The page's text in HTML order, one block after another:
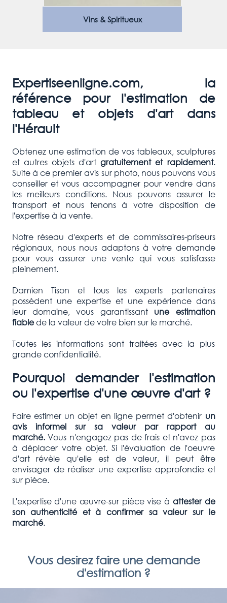
Vins & Spiritueux
Expertiseenligne.com, la
référence pour l'estimation de
tableau et objets d'art dans
l'Hérault
Obtenez une estimation de vos tableaux, sculptures
et autres objets d'art gratuitement et rapidement.
Suite à ce premier avis sur photo, nous pouvons vous
conseiller et vous accompagner pour vendre dans
les meilleurs conditions. Nous pouvons assurer le
transport et nous tenons à votre disposition de
l'expertise à la vente.
Notre réseau d'experts et de commissaires-priseurs
régionaux, nous nous adaptons à votre demande
pour vous assurer une vente qui vous satisfasse
pleinement.
Damien Tison et tous les experts partenaires
possèdent une expertise et une expérience dans
leur domaine, vous garantissantune estimation
fiablede la valeur de votre bien sur le marché.
Toutes les informations sont traitées avec la plus
grande confidentialité.
Pourquoi demander l'estimation
ou l'expertise d'une œuvre d'art ?
Faire estimer un objet en ligne permet d'obtenir un
avis informel sur sa valeur par rapport au
marché. Vous n'engagez pas de frais et n'avez pas
à déplacer votre objet. Si l'évaluation de l'oeuvre
d'art révèle qu'elle est de valeur, il peut être
envisager de réaliser une expertise approfondie et
sur pièce.
L'expertise d'une œuvre-sur pièce vise à attester de
son authenticité et à confirmer sa valeur sur le
marché.
Vous desirez faire une demande
d'estimation ?